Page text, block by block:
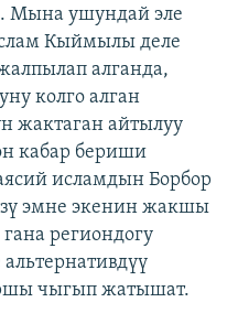
Мына ушундай эле
Кыймылы деле
алганда,
колго алган
жактаган айтылуу
кабар бериши
исламдын Борбор
эмне экенин жакшы
региондогу
чыгып жатышат.